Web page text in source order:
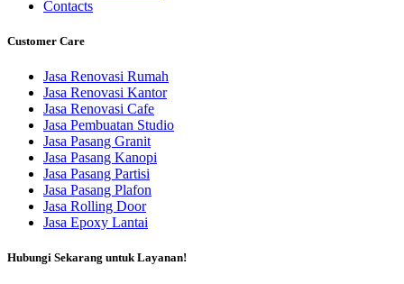
Contacts
Customer Care
Jasa Renovasi Rumah
Jasa Renovasi Kantor
Jasa Renovasi Cafe
Jasa Pembuatan Studio
Jasa Pasang Granit
Jasa Pasang Kanopi
Jasa Pasang Partisi
Jasa Pasang Plafon
Jasa Rolling Door
Jasa Epoxy Lantai
Hubungi Sekarang untuk Layanan!